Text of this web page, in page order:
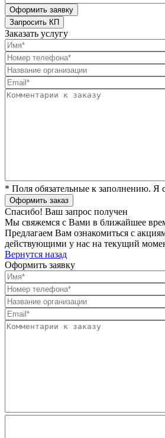
Заказать услугу
* Поля обязательные к заполнению. Я
Спасибо! Ваш запрос получен
Мы свяжемся с Вами в ближайшее
Предлагаем Вам ознакомиться с
действующими у нас на текущий
Вернутся назад
Оформить заявку